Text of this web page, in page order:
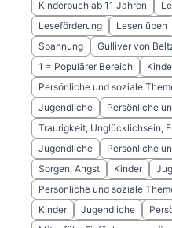
Kinderbuch ab 11 Jahren
Leseförderung
Lesen üben
Spannung
Gulliver von
1 = Populärer Bereich
Persönliche und soziale
Jugendliche
Persönliche
Traurigkeit, Unglücklichsein,
Jugendliche
Persönliche
Sorgen, Angst
Kinder
Persönliche und soziale
Kinder
Jugendliche